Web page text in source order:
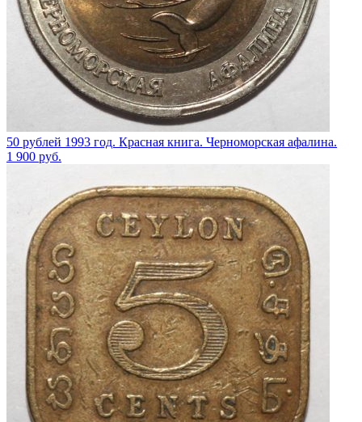
50 рублей 1993 год. Красная книга. Черноморская афалина.
1 900 руб.